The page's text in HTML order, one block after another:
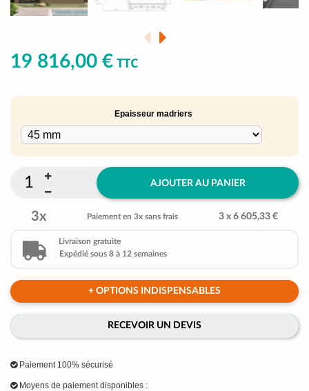
19 816,00 € TTC
Epaisseur madriers
AJOUTER AU PANIER
3x Paiement en 3x sans frais 3 x 6 605,33 €
Livraison gratuite
Expédié sous 8 à 12 semaines
+ OPTIONS INDISPENSABLES
RECEVOIR UN DEVIS
Paiement 100% sécurisé
Moyens de paiement disponibles :